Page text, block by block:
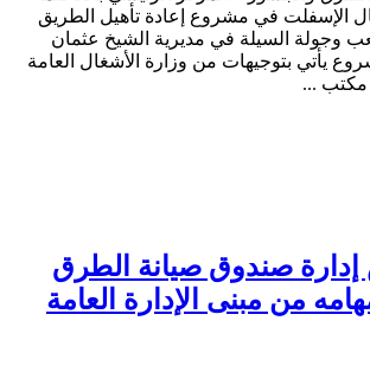
الإسفلت في مشروع إعادة تأهيل الطريق
وجولة السيلة في مديرية الشيخ عثمان
يأتي بتوجيهات من وزارة الأشغال العامة
مكتب ...
صندوق صيانة الطرق
من مبنى الإدارة العامة